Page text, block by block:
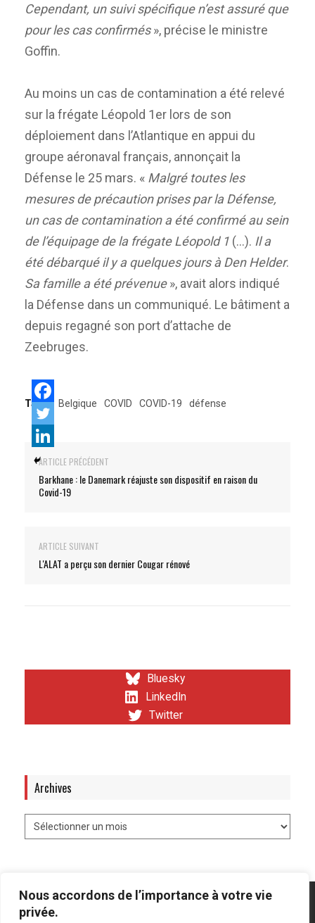
Nous accordons de l’importance à votre vie
privée.
Cependant, un suivi spécifique n’est assuré que
pour les cas confirmés», précise le ministre
Goffin.
Au moins un cas de contamination a été relevé
sur la frégate Léopold 1er lors de son
déploiement dans l’Atlantique en appui du
groupe aéronaval français, annonçait la
Défense le 25 mars. « Malgré toutes les
mesures de précaution prises par la Défense,
un cas de contamination a été confirmé au sein
de l’équipage de la frégate Léopold 1 (…). Il a
été débarqué il y a quelques jours à Den Helder.
Sa famille a été prévenue», avait alors indiqué
la Défense dans un communiqué. Le bâtiment a
depuis regagné son port d’attache de
Zeebruges.
Tags: Belgique COVID COVID-19 défense
ARTICLE PRÉCÉDENT
Barkhane : le Danemark réajuste son dispositif en raison du
Covid-19
ARTICLE SUIVANT
L'ALAT a perçu son dernier Cougar rénové
Bluesky
LinkedIn
Twitter
Archives